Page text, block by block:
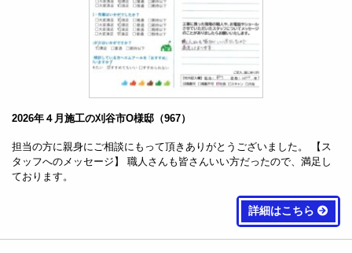
2026年４月施工の刈谷市O様邸（967）
担当の方に親身にご相談にもって頂きありがとうございました。 【ス
タッフへのメッセージ】 職人さんも皆さんいい方だったので、満足し
ております。
詳細はこちら